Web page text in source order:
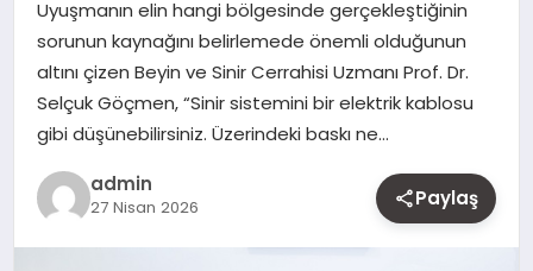
MAGAZIN
OTOMOBIL
Uyuşmanın elin hangi bölgesinde gerçekleştiğinin
sorunun kaynağını belirlemede önemli olduğunun
altını çizen Beyin ve Sinir Cerrahisi Uzmanı Prof. Dr.
Selçuk Göçmen, “Sinir sistemini bir elektrik kablosu
gibi düşünebilirsiniz. Üzerindeki baskı ne…
admin
27 Nisan 2026 Paylaş